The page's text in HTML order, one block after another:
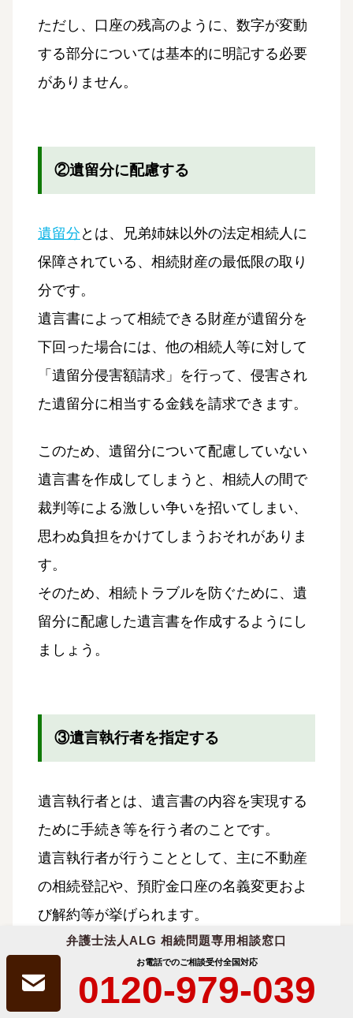
弁護士法人ALG 相続問題専用相談窓口
お電話でのご相談受付全国対応
0120-979-039
ただし、口座の残高のように、数字が変動
する部分については基本的に明記する必要
がありません。
②遺留分に配慮する
遺留分 とは、兄弟姉妹以外の法定相続人に
保障されている、相続財産の最低限の取り
分です。
遺言書によって相続できる財産が遺留分を
下回った場合には、他の相続人等に対して
「遺留分侵害額請求」を行って、侵害され
た遺留分に相当する金銭を請求できます。
このため、遺留分について配慮していない
遺言書を作成してしまうと、相続人の間で
裁判等による激しい争いを招いてしまい、
思わぬ負担をかけてしまうおそれがありま
す。
そのため、相続トラブルを防ぐために、遺
留分に配慮した遺言書を作成するようにし
ましょう。
③遺言執行者を指定する
遺言執行者とは、遺言書の内容を実現する
ために手続き等を行う者のことです。
遺言執行者が行うこととして、主に不動産
の相続登記や、預貯金口座の名義変更およ
び解約等が挙げられます。
相続人が多い場合等では、全員で集まるな
どして相続手続きを進めるよりも、遺言執